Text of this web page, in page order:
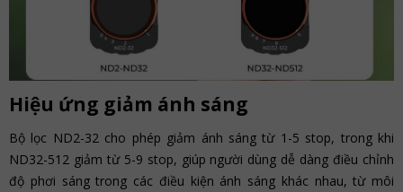
Hiệu ứng giảm ánh sáng
Bộ lọc ND2-32 cho phép giảm ánh sáng từ 1-5 stop, trong khi
ND32-512 giảm từ 5-9 stop, giúp người dùng dễ dàng điều chỉnh
độ phơi sáng trong các điều kiện ánh sáng khác nhau, từ môi